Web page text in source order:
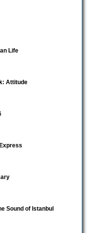
Life
Attitude
Sound of Istanbul